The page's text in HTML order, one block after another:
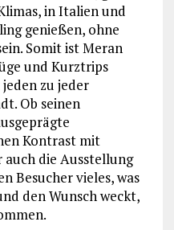
in Italien und
genießen, ohne
Somit ist Meran
und Kurztrips
zu jeder
Ob seinen
Kontrast mit
die Ausstellung
Besucher vieles, was
den Wunsch weckt,